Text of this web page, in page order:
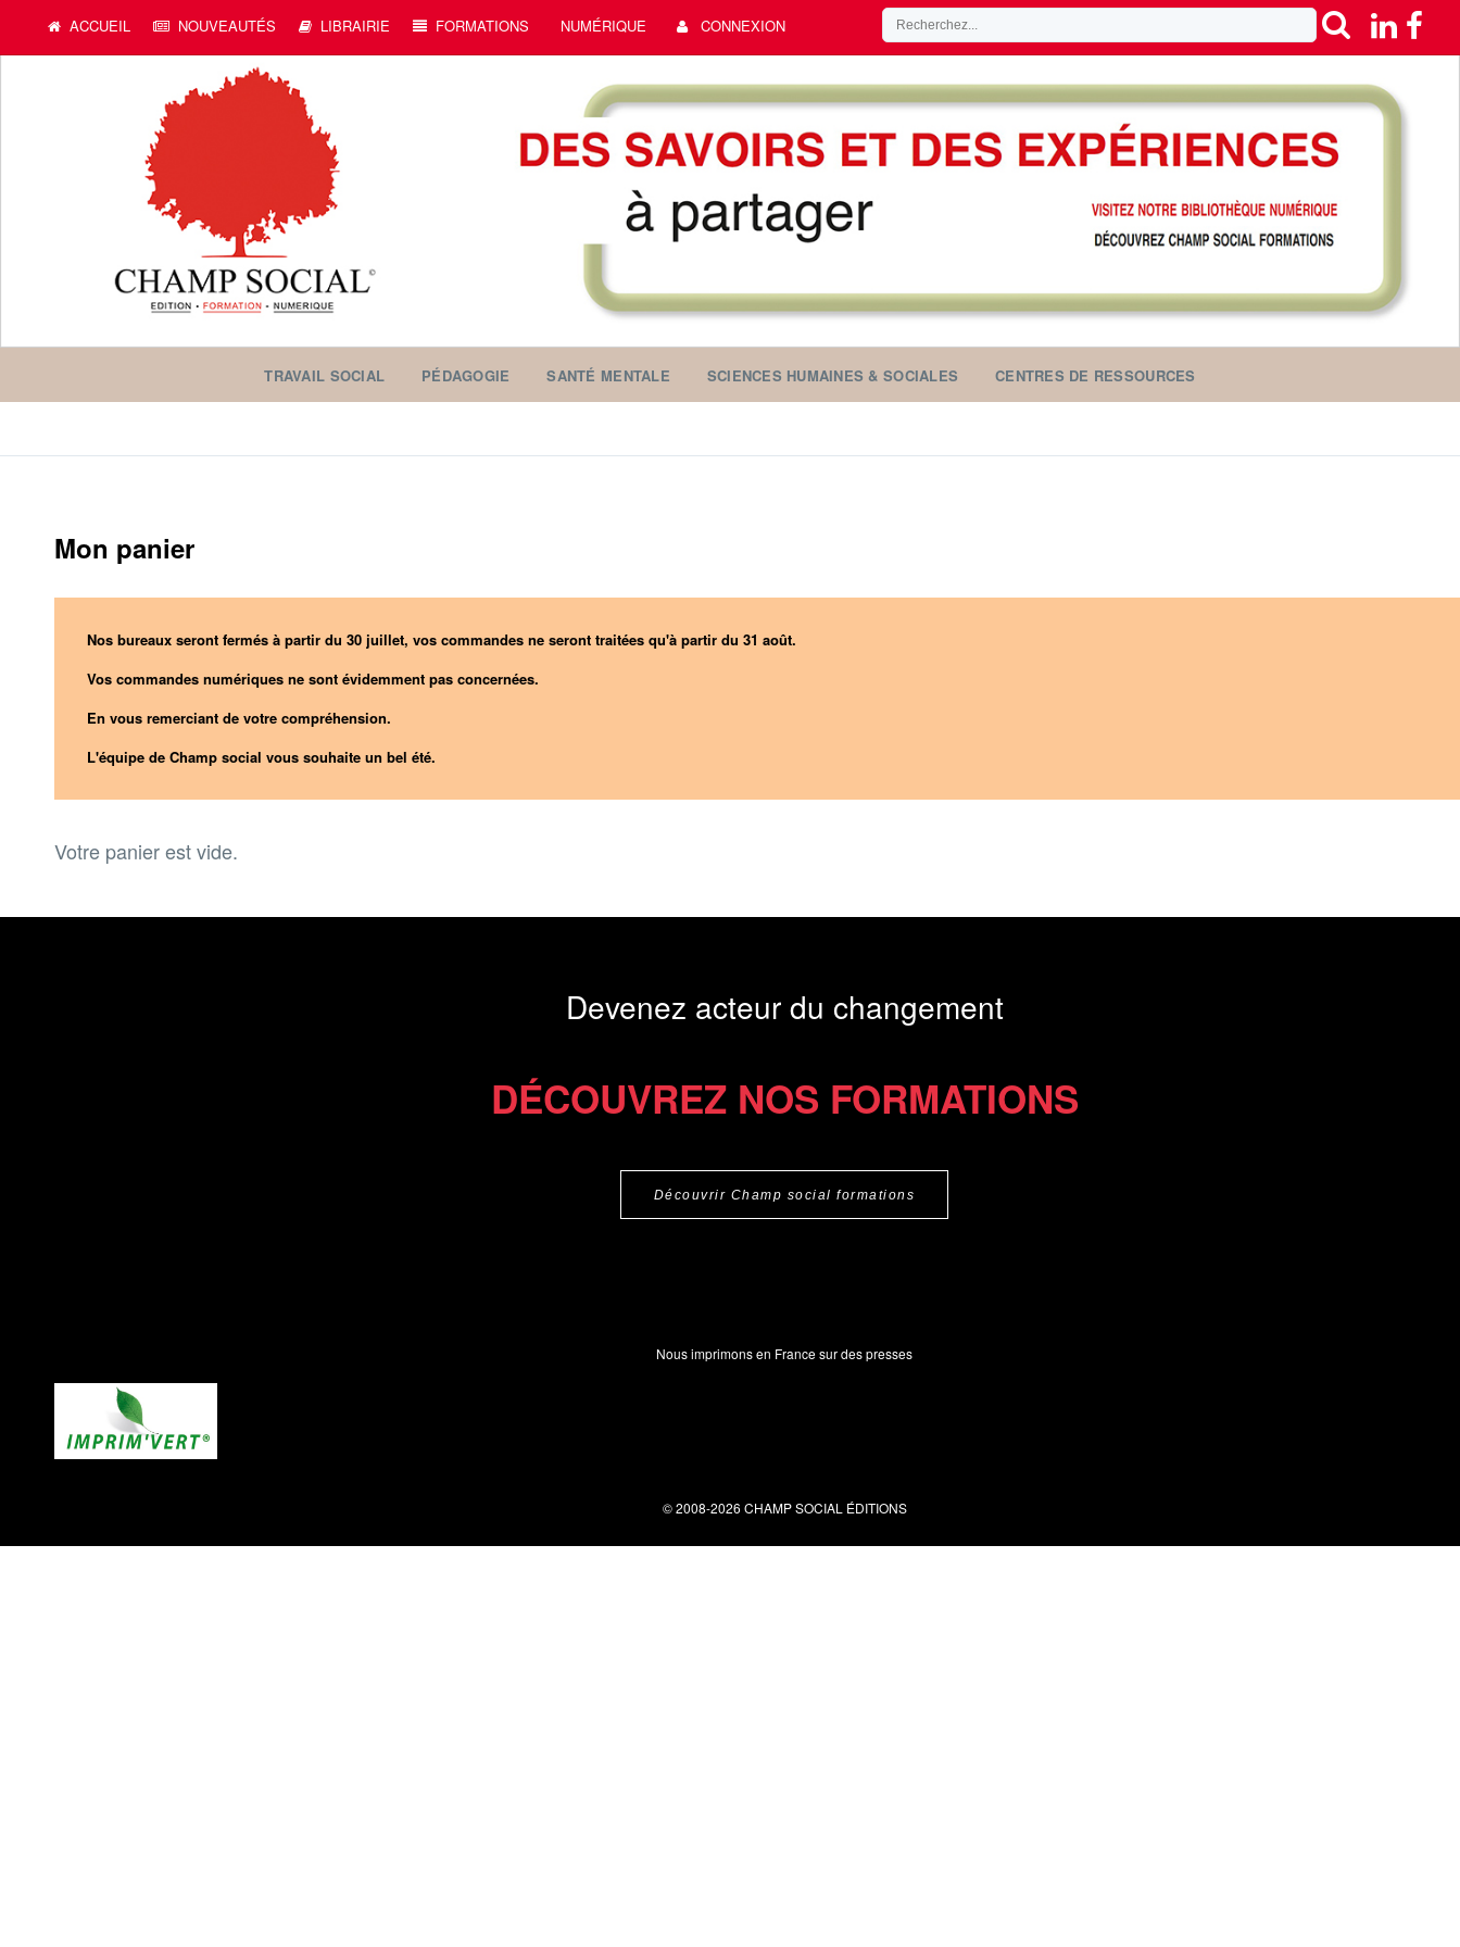
ACCUEIL NOUVEAUTÉS LIBRAIRIE FORMATIONS NUMÉRIQUE CONNEXION
TRAVAIL SOCIAL PÉDAGOGIE SANTÉ MENTALE SCIENCES HUMAINES & SOCIALES CENTRES DE RESSOURCES
Mon panier
Nos bureaux seront fermés à partir du 30 juillet, vos commandes ne seront traitées qu'à partir du 31 août.
Vos commandes numériques ne sont évidemment pas concernées.
En vous remerciant de votre compréhension.
L'équipe de Champ social vous souhaite un bel été.
Votre panier est vide.
Devenez acteur du changement
DÉCOUVREZ NOS FORMATIONS
Découvrir Champ social formations
Nous imprimons en France sur des presses
© 2008-2026 CHAMP SOCIAL ÉDITIONS